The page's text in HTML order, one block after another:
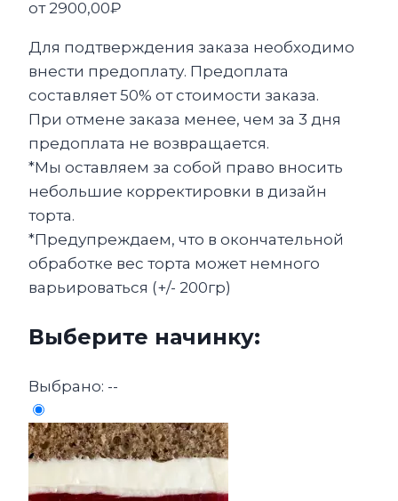
от 2900,00₽
Для подтверждения заказа необходимо
внести предоплату. Предоплата
составляет 50% от стоимости заказа.
При отмене заказа менее, чем за 3 дня
предоплата не возвращается.
*Мы оставляем за собой право вносить
небольшие корректировки в дизайн
торта.
*Предупреждаем, что в окончательной
обработке вес торта может немного
варьироваться (+/- 200гр)
Выберите начинку:
Выбрано: --